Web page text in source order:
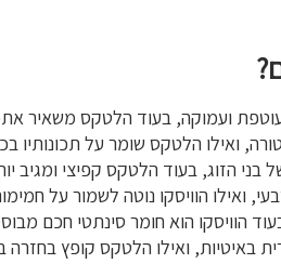
ועמוקה, בעוד הלטקס משאיר
ואילו הלטקס שומר על תכונותיו
בני הזוג, בעוד הלטקס קפיצי ומגיב
ואילו הוויסקו נוטה לשמור על
הוויסקו הוא חומר סינתטי חכם
באיטיות, ואילו הלטקס קופץ בחזרה